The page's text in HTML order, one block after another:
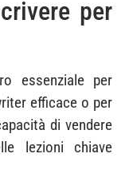
per
essenziale per
efficace o per
di vendere
lezioni chiave